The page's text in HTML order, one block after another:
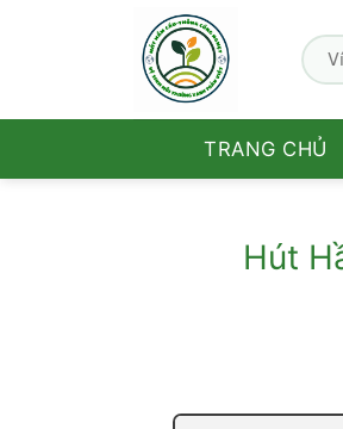
TRANG CHỦ
Hút